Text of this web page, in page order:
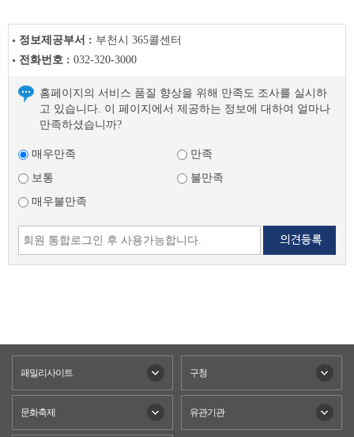
정보제공부서 : 부천시 365콜센터
전화번호 : 032-320-3000
홈페이지의 서비스 품질 향상을 위해 만족도 조사를 실시하
고 있습니다. 이 페이지에서 제공하는 정보에 대하여 얼마나
만족하셨습니까?
매우만족
만족
보통
불만족
매우불만족
패밀리사이트 구청
문화축제 유관기관